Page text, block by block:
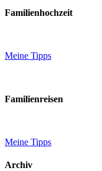
Familienhochzeit
Meine Tipps
Familienreisen
Meine Tipps
Archiv